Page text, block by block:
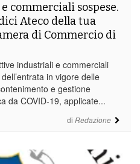
di Redazione
commerciali sospese.
Ateco della tua
di Commercio di
industriali e commerciali
in vigore delle
e gestione
da COVID-19, applicate...